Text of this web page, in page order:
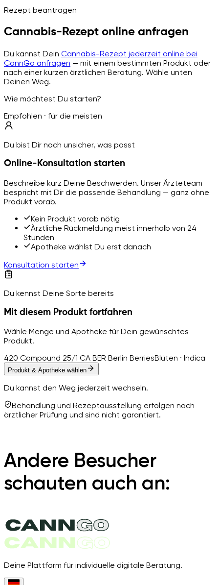
Rezept beantragen
Cannabis-Rezept online anfragen
Du kannst Dein Cannabis-Rezept jederzeit online bei
CannGo anfragen — mit einem bestimmten Produkt oder
nach einer kurzen ärztlichen Beratung. Wähle unten
Deinen Weg.
Wie möchtest Du starten?
Empfohlen · für die meisten
Du bist Dir noch unsicher, was passt
Online-Konsultation starten
Beschreibe kurz Deine Beschwerden. Unser Ärzteteam
bespricht mit Dir die passende Behandlung — ganz ohne
Produkt vorab.
Kein Produkt vorab nötig
Ärztliche Rückmeldung meist innerhalb von 24
Stunden
Apotheke wählst Du erst danach
Konsultation starten
Du kennst Deine Sorte bereits
Mit diesem Produkt fortfahren
Wähle Menge und Apotheke für Dein gewünschtes
Produkt.
420 Compound 25/1 CA BER Berlin BerriesBlüten · Indica
Produkt & Apotheke wählen
Du kannst den Weg jederzeit wechseln.
Behandlung und Rezeptausstellung erfolgen nach
ärztlicher Prüfung und sind nicht garantiert.
Andere Besucher
schauten auch an:
Deine Plattform für individuelle digitale Beratung.